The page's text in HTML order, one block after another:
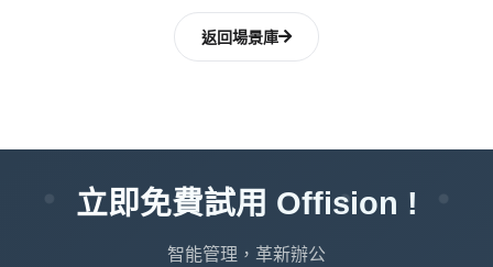
通過讓正確的使用者能夠訪問關鍵資
源，説明保持運營效率。
Offision 的使用者特定資源預約管理功能提供了
一種安全有效的方法來控制資源訪問和預約。雖
然它帶來了顯著的好處，例如提高安全性、資源
利用率和衝突預防，但它也需要仔細管理以避免
返回場景庫
立即免費試用 Offision !
智能管理，革新辦公